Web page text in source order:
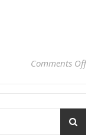
Comments Offon